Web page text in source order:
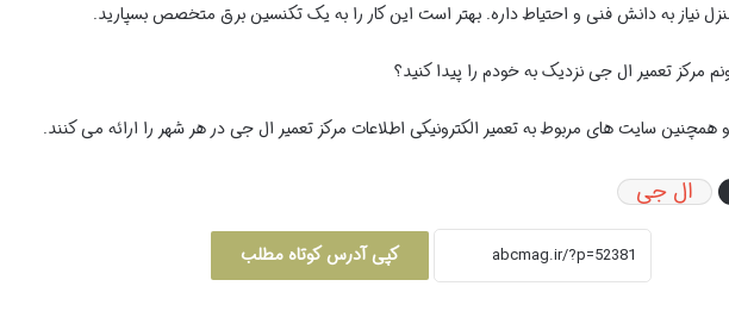
نیاز به دانش فنی و احتیاط داره. بهتر است این کار را به یک تکنسین برق متخصص بسپارید.
مرکز تعمیر ال جی نزدیک به خودم را پیدا کنید؟
سایت های مربوط به تعمیر الکترونیکی اطلاعات مرکز تعمیر ال جی در هر شهر را ارائه می کنند.
ال جی
کپی آدرس کوتاه مطلب